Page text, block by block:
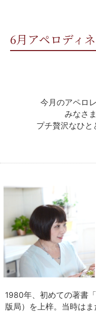
6月アペロディ
今月のアペロ
みなさ
プチ贅沢なひと
1980年、初めての著書
版局）を上梓。当時は